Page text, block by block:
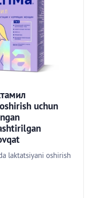
uchun
laktatsiyani oshirish